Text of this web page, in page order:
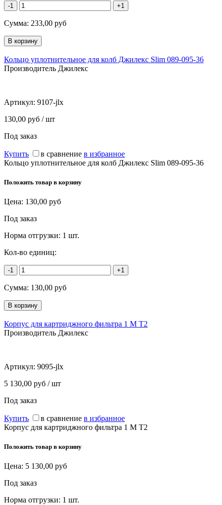
-1 +1
Сумма: 233,00 руб
Кольцо уплотнительное для колб Джилекс Slim 089-095-36
Производитель Джилекс
Артикул: 9107-jlx
130,00 руб / шт
Под заказ
Купить в сравнение в избранное
Кольцо уплотнительное для колб Джилекс Slim 089-095-36
Положить товар в корзину
Цена: 130,00 руб
Под заказ
Норма отгрузки: 1 шт.
Кол-во единиц:
-1 +1
Сумма: 130,00 руб
Корпус для картриджного фильтра 1 М Т2
Производитель Джилекс
Артикул: 9095-jlx
5 130,00 руб / шт
Под заказ
Купить в сравнение в избранное
Корпус для картриджного фильтра 1 М Т2
Положить товар в корзину
Цена: 5 130,00 руб
Под заказ
Норма отгрузки: 1 шт.